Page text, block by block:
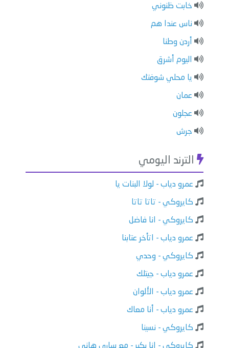
خابت ظنوني
ناس عندا هم
أردن وطنا
اليوم أشرق
يا محلي شوفتك
عمان
عجلون
جرش
الترند اليومي
عمرو دياب - لولا البنات يا
كايروكي - تاتا تاتا
كايروكي - انا فاضل
عمرو دياب - اتأخر عتابنا
كايروكي - وحدي
عمرو دياب - جيتلك
عمرو دياب - الألوان
عمرو دياب - أنا معاك
كايروكي - نسينا
كايروكي - انا بكبر - مع ساري هاني